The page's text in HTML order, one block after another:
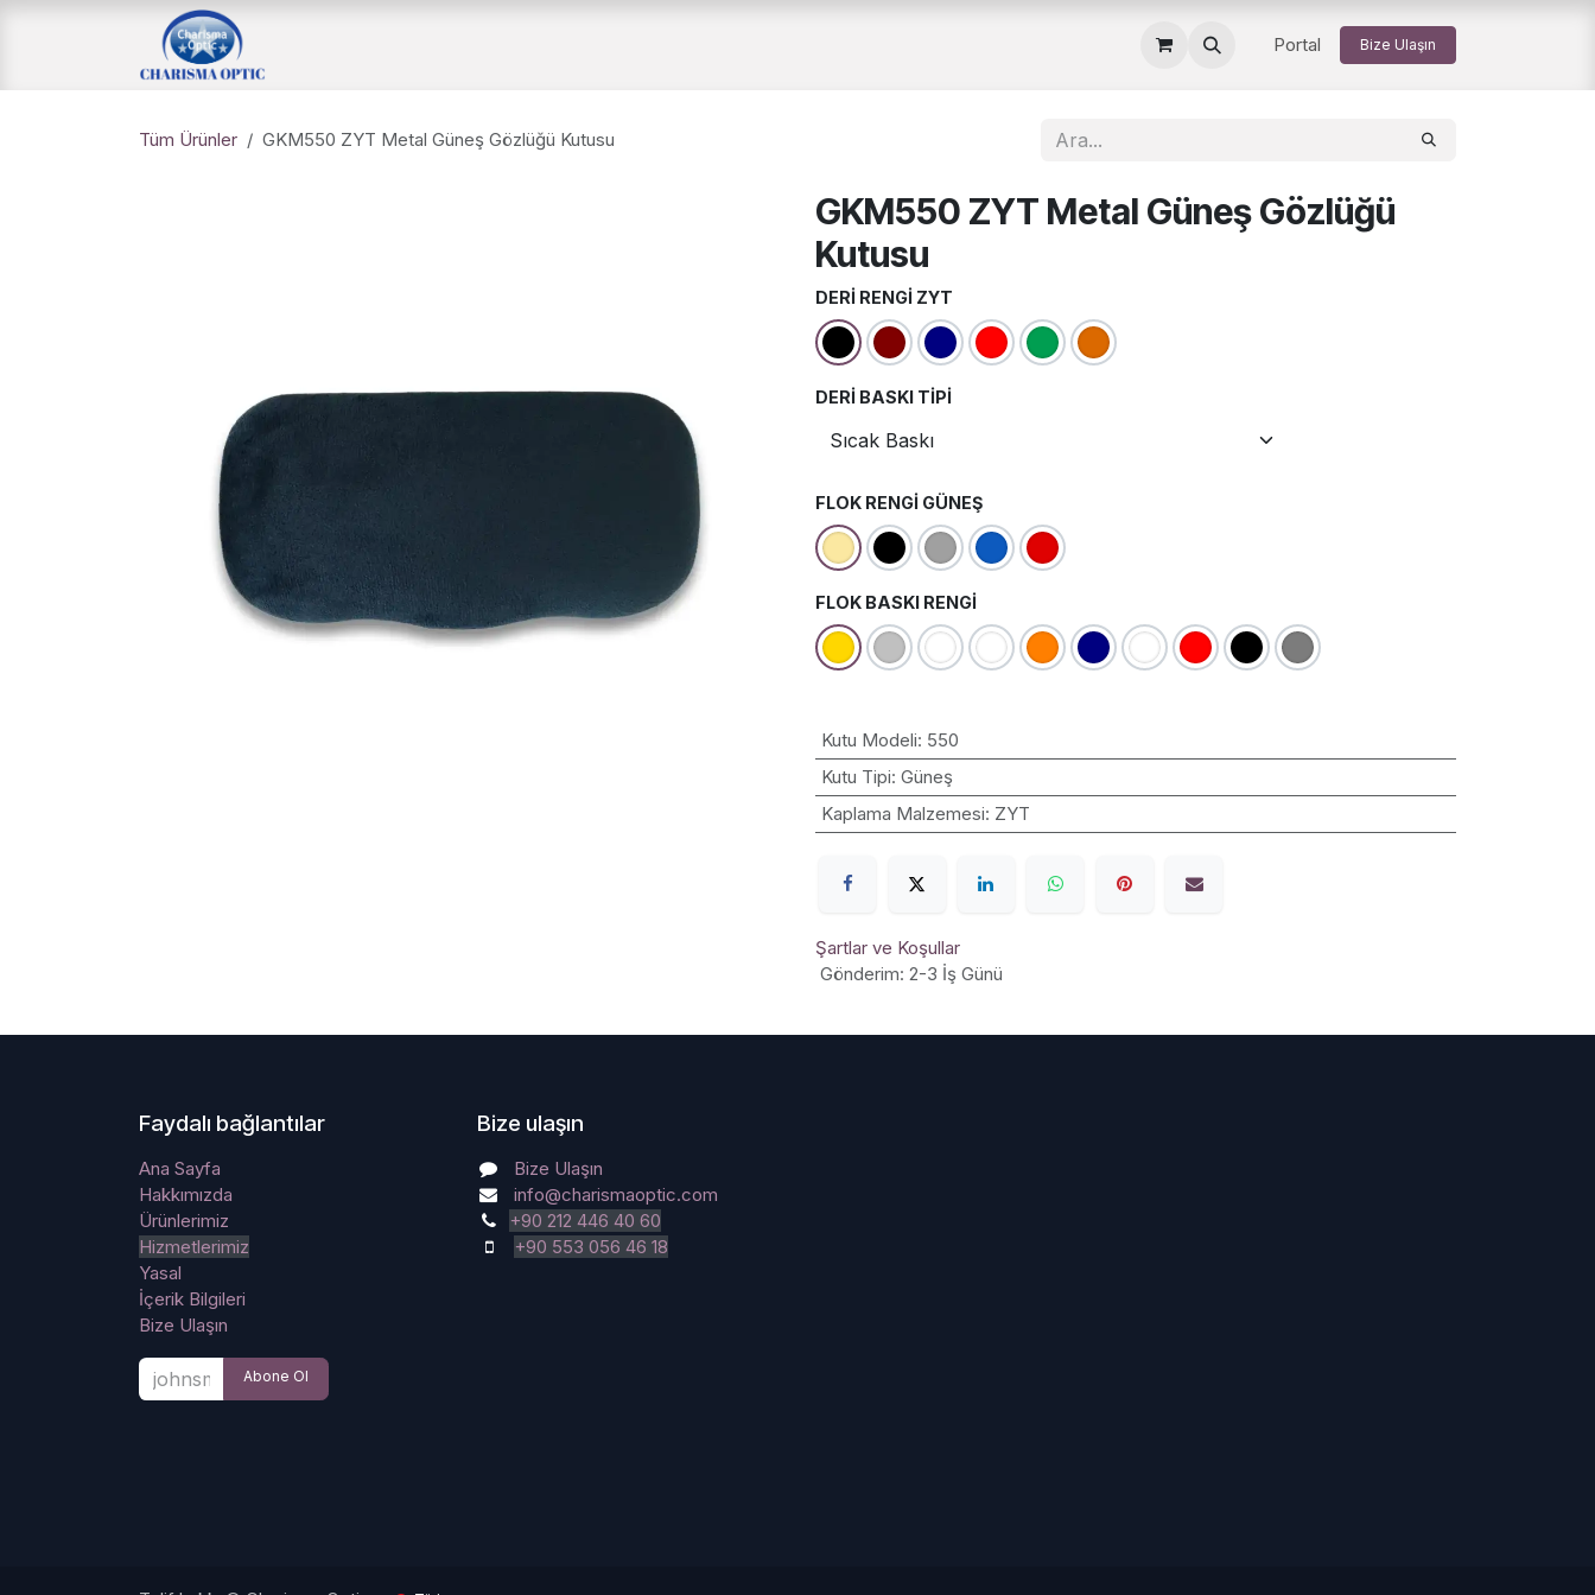
Portal Bize Ulaşın
Tüm Ürünler GKM550 ZYT Metal Güneş Gözlüğü Kutusu
GKM550 ZYT Metal Güneş Gözlüğü
Kutusu
DERI RENGI ZYT
DERI BASKI TIPI
FLOK RENGI GÜNEŞ
FLOK BASKI RENGI
Kutu Modeli: 550
Kutu Tipi: Güneş
Kaplama Malzemesi: ZYT
Şartlar ve Koşullar
Gönderim: 2-3 İş Günü
Faydalı bağlantılar
Ana Sayfa
Hakkımızda
Ürünlerimiz
Hizmetlerimiz
Yasal
İçerik Bilgileri
Bize Ulaşın
Abone Ol
Bize ulaşın
Bize Ulaşın
info@charismaoptic.com
+90 212 446 40 60
+90 553 056 46 18